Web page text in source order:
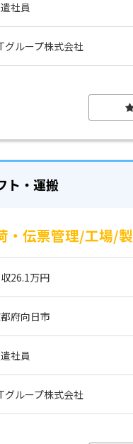
社員
グループ株式会社
ト・運搬
・伝票管理/工場/
26.1万円
府向日市
社員
グループ株式会社